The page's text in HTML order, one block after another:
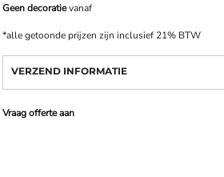
Geen decoratievanaf
*alle getoonde prijzen zijn inclusief 21% BTW
VERZEND INFORMATIE
Vraag offerte aan